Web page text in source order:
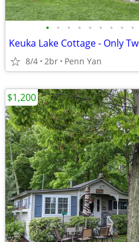
• • • • • • • • •
8/4 2br Penn Yan
$1,200